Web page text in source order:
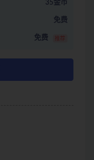
35金币
免费
免费 推荐